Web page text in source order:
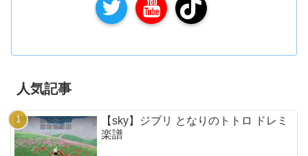
人気記事
【sky】ジブリ となりのトトロ ドレミ
楽譜